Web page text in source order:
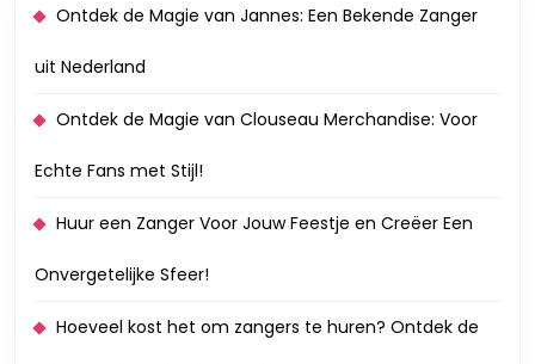
Ontdek de Magie van Jannes: Een Bekende Zanger
uit Nederland
Ontdek de Magie van Clouseau Merchandise: Voor
Echte Fans met Stijl!
Huur een Zanger Voor Jouw Feestje en Creëer Een
Onvergetelijke Sfeer!
Hoeveel kost het om zangers te huren? Ontdek de